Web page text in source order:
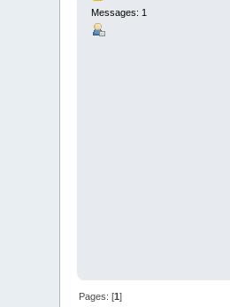
Messages: 1
Pages: [1]